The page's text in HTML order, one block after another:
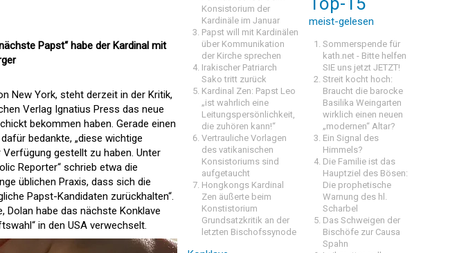
Papst“ habe der Kardinal mit
New York, steht derzeit in der Kritik,
Verlag Ignatius Press das neue
bekommen haben. Gerade einen
bedankte, „diese wichtige
gestellt zu haben. Unter
Reporter“ schrieb etwa die
üblichen Praxis, dass sich die
Papst-Kandidaten zurückhalten“.
Dolan habe das nächste Konklave
in den USA verwechselt.
Konsistorium der
Kardinäle im Januar
Papst will mit Kardinälen
über Kommunikation
der Kirche sprechen
Irakischer Patriarch
Sako tritt zurück
Kardinal Zen: Papst Leo
„ist wahrlich eine
Leitungspersönlichkeit,
die zuhören kann!“
Vertrauliche Vorlagen
des vatikanischen
Konsistoriums sind
aufgetaucht
Hongkongs Kardinal
Zen äußerte beim
Konstistorium
Grundsatzkritik an der
letzten Bischofssynode
meist-gelesen
Sommerspende für
kath.net - Bitte helfen
SIE uns jetzt JETZT!
Streit kocht hoch:
Braucht die barocke
Basilika Weingarten
wirklich einen neuen
„modernen“ Altar?
Ein Signal des
Himmels?
Die Familie ist das
Hauptziel des Bösen:
Die prophetische
Warnung des hl.
Scharbel
Das Schweigen der
Bischöfe zur Causa
Spahn